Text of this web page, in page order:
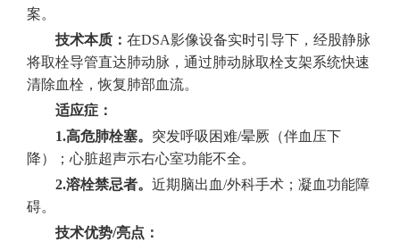
案。
技术本质： 在DSA影像设备实时引导下，经股静脉
将取栓导管直达肺动脉，通过肺动脉取栓支架系统快速
清除血栓，恢复肺部血流。
适应症：
1.高危肺栓塞。 突发呼吸困难/晕厥（伴血压下
降）；心脏超声示右心室功能不全。
2.溶栓禁忌者。 近期脑出血/外科手术；凝血功能障
碍。
技术优势/亮点：